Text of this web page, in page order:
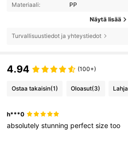
Materiaali: PP
Näytä lisää
Turvallisuustiedot ja yhteystiedot
4.94 (100+)
Ostaa takaisin(1) Oloasut(3) Lahja
h***0
absolutelystunning perfectsizetoo